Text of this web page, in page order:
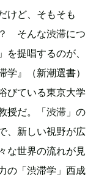
けど、そもそも
そんな渋滞につ
提唱するのが、
学』（新潮選書）
びている東京大学
授だ。「渋滞」の
、新しい視野が広
な世界の流れが見
の「渋滞学」西成